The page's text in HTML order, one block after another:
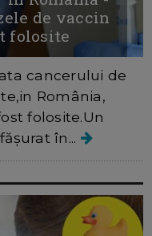
de vaccin
folosite
cancerului de
România,
folosite.Un
în...